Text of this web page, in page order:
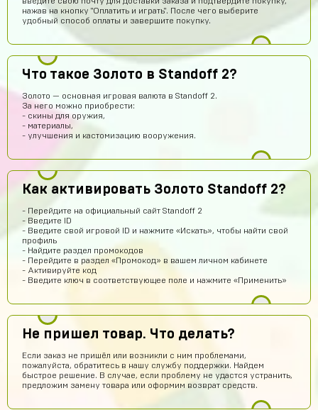
нажав на кнопку "Оплатить и играть". После чего выберите
удобный способ оплаты и завершите покупку.
Что такое Золото в Standoff 2?
Золото — основная игровая валюта в Standoff 2.
За него можно приобрести:
- скины для оружия,
- материалы,
- улучшения и кастомизацию вооружения.
Как активировать Золото Standoff 2?
- Перейдите на официальный сайт Standoff 2
- Введите ID
- Введите свой игровой ID и нажмите «Искать», чтобы найти свой
профиль
- Найдите раздел промокодов
- Перейдите в раздел «Промокод» в вашем личном кабинете
- Активируйте код
- Введите ключ в соответствующее поле и нажмите «Применить»
Не пришел товар. Что делать?
Если заказ не пришёл или возникли с ним проблемами,
пожалуйста, обратитесь в нашу службу поддержки. Найдем
быстрое решение. В случае, если проблему не удастся устранить,
предложим замену товара или оформим возврат средств.
Нурмухаммед Муканов
Промок од на гемы получил!!! Буду покупать еще
Степан Измайлов
👍
Илья Хакерович
ТОП АК ПОЛУЧИЛ)))
Волчонок Волков
Куда аккаунт приходит
На почту
AlexGAMER00
На емаил
Павел Лавренчук 9 часов назад
Все быстро и понятно! Всем рекомендую!
8 часов назад
Завтра закину 1000 будем проверку делать
Ilias Amandyq
крутой сайт
Илья Лобазов 7 часов назад